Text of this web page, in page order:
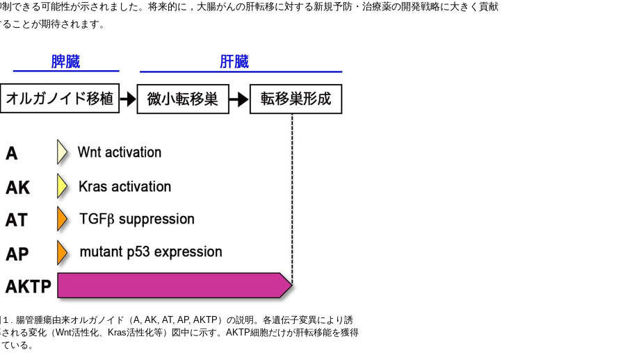
制できる可能性が示されました。将来的に，大腸がんの肝転移に対する新規予防・治療薬の開発戦略に大きく貢献
ことが期待されます。
. 腸管腫瘍由来オルガノイド（A, AK, AT, AP, AKTP）の説明。各遺伝子変異により誘
れる変化（Wnt活性化、Kras活性化等）図中に示す。AKTP細胞だけが肝転移能を獲得
いる。